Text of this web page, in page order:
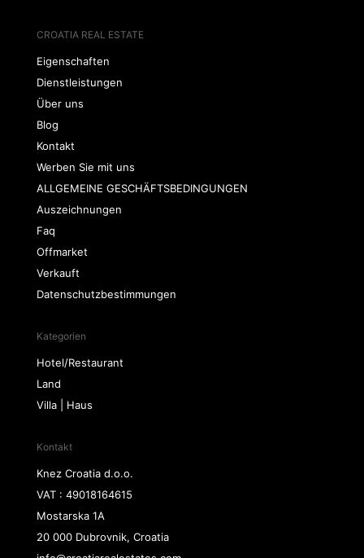
CROATIA REAL ESTATE
Eigenschaften
Dienstleistungen
Über uns
Blog
Kontakt
Werben Sie mit uns
ALLGEMEINE GESCHÄFTSBEDINGUNGEN
Auszeichnungen
Faq
Offmarket
Verkauft
Datenschutzbestimmungen
Kategorien
Hotel/Restaurant
Land
Villa | Haus
Kontakt
Knez Croatia d.o.o.
VAT : 49018164615
Mostarska 1A
20 000 Dubrovnik, Croatia